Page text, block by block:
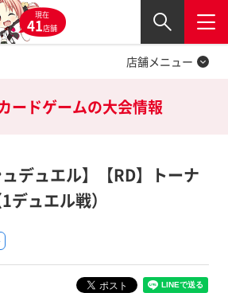
現在
41店舗 閉じる
店舗メニュー
ードゲームの大会情報
ュデュエル】【RD】トーナ
デュエル戦）